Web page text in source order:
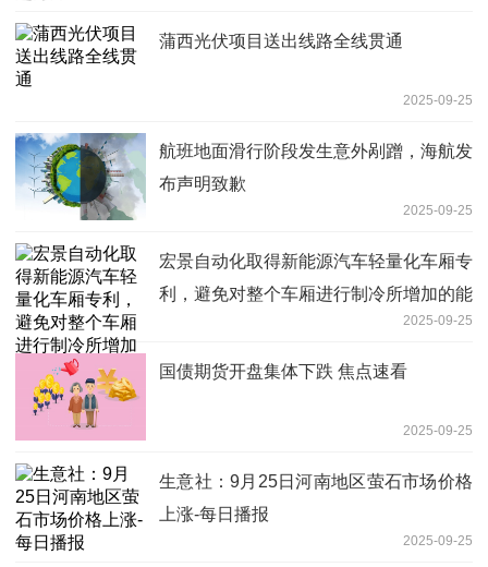
蒲西光伏项目送出线路全线贯通
2025-09-25
航班地面滑行阶段发生意外剐蹭，海航发
布声明致歉
2025-09-25
宏景自动化取得新能源汽车轻量化车厢专
利，避免对整个车厢进行制冷所增加的能
2025-09-25
国债期货开盘集体下跌 焦点速看
2025-09-25
生意社：9月25日河南地区萤石市场价格
上涨-每日播报
2025-09-25